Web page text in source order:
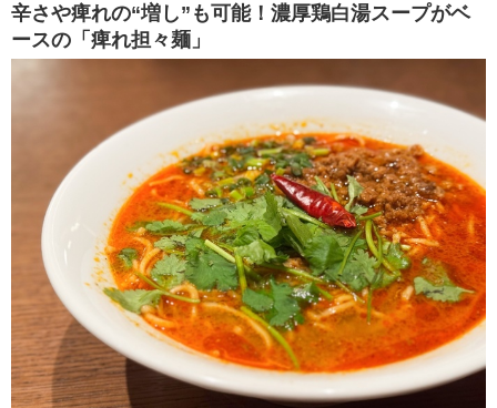
辛さや痺れの“増し”も可能！濃厚鶏白湯スープがベ
ースの「痺れ担々麺」